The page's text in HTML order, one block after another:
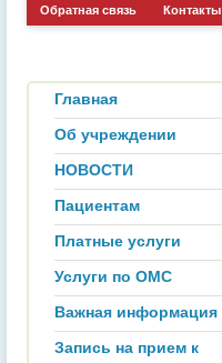
Обратная связь Контакты
Главная
Об учреждении
НОВОСТИ
Пациентам
Платные услуги
Услуги по ОМС
Важная информация
Запись на прием к